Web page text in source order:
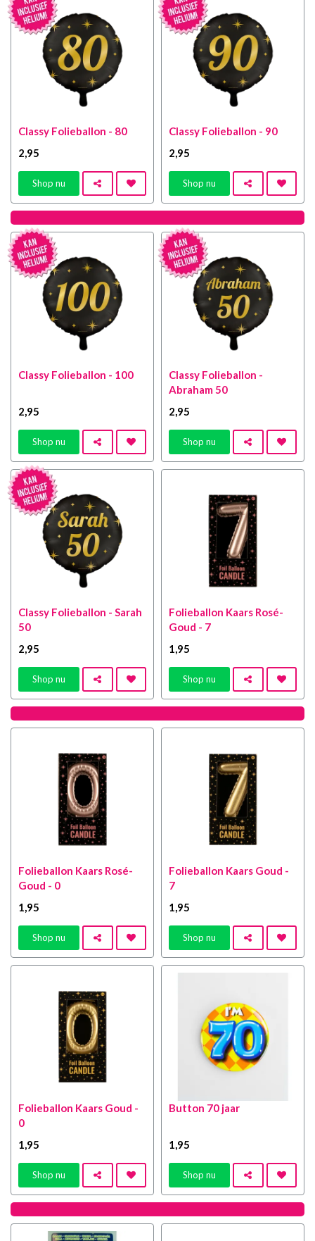
Classy Folieballon - 80
2 ,95
Shop nu
Classy Folieballon - 90
2 ,95
Shop nu
Classy Folieballon - 100
2 ,95
Shop nu
Classy Folieballon -
Abraham 50
2 ,95
Shop nu
Classy Folieballon - Sarah
50
2 ,95
Shop nu
Folieballon Kaars Rosé-
Goud - 7
1 ,95
Shop nu
Folieballon Kaars Rosé-
Goud - 0
1 ,95
Shop nu
Folieballon Kaars Goud -
7
1 ,95
Shop nu
Folieballon Kaars Goud -
0
1 ,95
Shop nu
Button 70 jaar
1 ,95
Shop nu